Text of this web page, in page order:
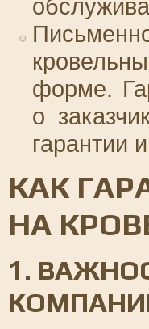
форме.
о
гарантии
КАК
НА
1.